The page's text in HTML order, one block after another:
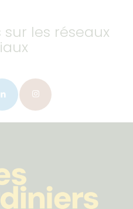
sur les réseaux